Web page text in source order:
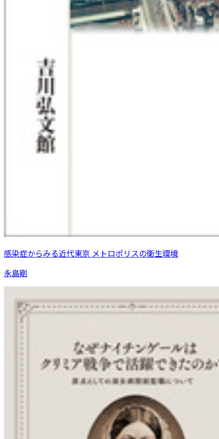
感染症からみる近代東京 メトロポリスの衛生環境
永島剛